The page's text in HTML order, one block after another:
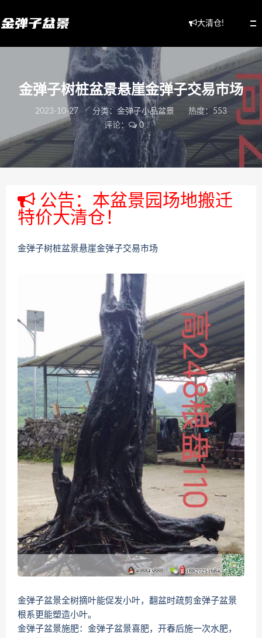
大清仓!
金弹子树桩盆景悬崖金弹子交易市场
2023-10-27 分类： 金弹子小品盆景
热度：553
评论：
0
公告：本盆景园场地搬迁
特价大清仓！
金弹子树桩盆景悬崖金弹子交易市场
金弹子盆景全树摘叶能促发小叶，翻盆时疏剪金弹子盆景
根系更能塑造小叶。
金弹子盆景施肥：金弹子盆景喜肥，开春后施一次水肥，